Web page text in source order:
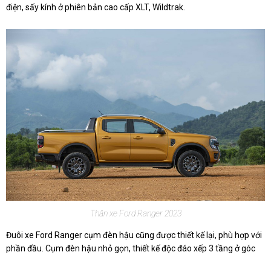
điện, sấy kính ở phiên bản cao cấp XLT, Wildtrak.
Thân xe Ford Ranger 2023
Đuôi xe Ford Ranger cụm đèn hậu cũng được thiết kế lại, phù hợp với
phần đầu. Cụm đèn hậu nhỏ gọn, thiết kế độc đáo xếp 3 tầng ở góc